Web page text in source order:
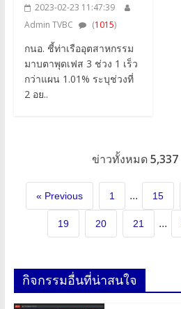
2023-02-23 11:47:39
Admin TVBC
(1015)
กนอ. ชี้ท่าเรืออุตสาหกรรม
มาบตาพุดเฟส 3 ช่วง 1 เร็ว
กว่าแผน 1.01% ระบุช่วงที่
2 อย..
ข่าวทั้งหมด5,337
« Previous 1 ... 15
19 20 21 ...
กิจกรรมอื่นที่น่าสนใจ